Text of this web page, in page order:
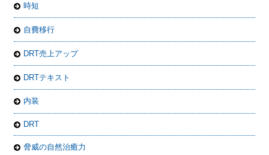
時短
自費移行
DRT売上アップ
DRTテキスト
内装
DRT
脅威の自然治癒力